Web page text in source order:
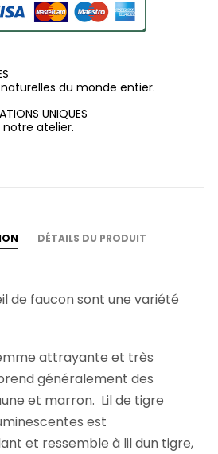
du monde entier.
UNIQUES
atelier.
DÉTAILS DU PRODUIT
de faucon sont une variété
attrayante et très
généralement des
et marron. Lil de tigre
est
et ressemble à lil dun tigre,